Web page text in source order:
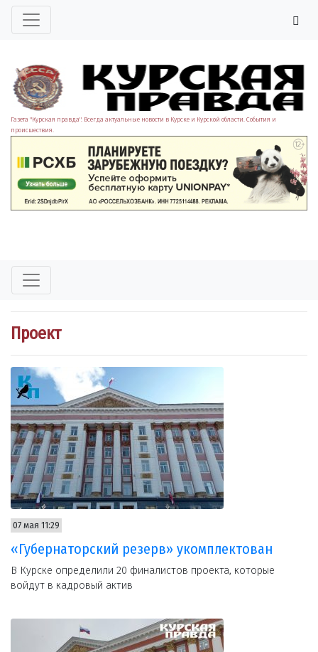
Газета "Курская правда". Всегда актуальные новости в Курске и Курской области. События и
происшествия.
Проект
07 мая 11:29
«Губернаторский резерв» укомплектован
В Курске определили 20 финалистов проекта, которые
войдут в кадровый актив